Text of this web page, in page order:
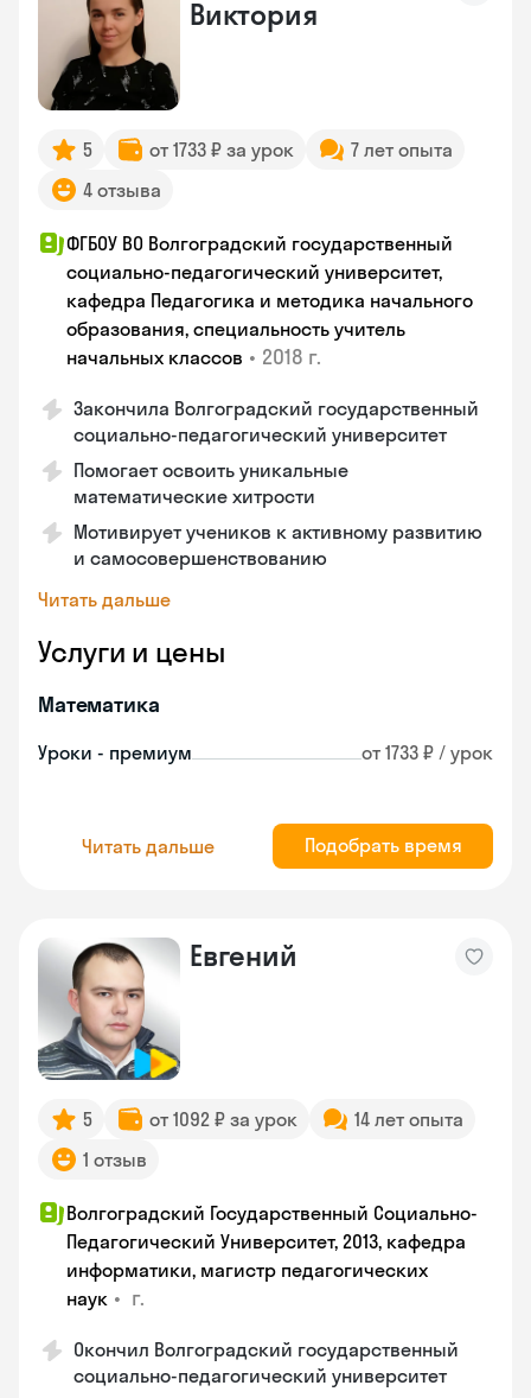
Виктория
5 от 1733 ₽ за урок
7 лет опыта
4 отзыва
ФГБОУ ВО Волгоградский государственный
социально-педагогический университет,
кафедра Педагогика и методика начального
образования, специальность учитель
начальных классов • 2018 г.
Закончила Волгоградский государственный
социально-педагогический университет
Помогает освоить уникальные
математические хитрости
Мотивирует учеников к активному развитию
и самосовершенствованию
Читать дальше
Услуги и цены
Математика
Уроки - премиум от 1733 ₽ / урок
Читать дальше Подобрать время
Евгений
5 от 1092 ₽ за урок
14 лет опыта
1 отзыв
Волгоградский Государственный Социально-
Педагогический Университет, 2013, кафедра
информатики, магистр педагогических
наук • г.
Окончил Волгоградский государственный
социально-педагогический университет